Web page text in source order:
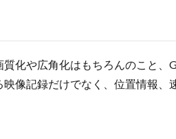
化や広角化はもちろんのこと
像記録だけでなく、位置情報